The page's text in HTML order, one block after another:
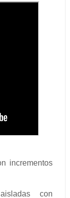
incrementos
con